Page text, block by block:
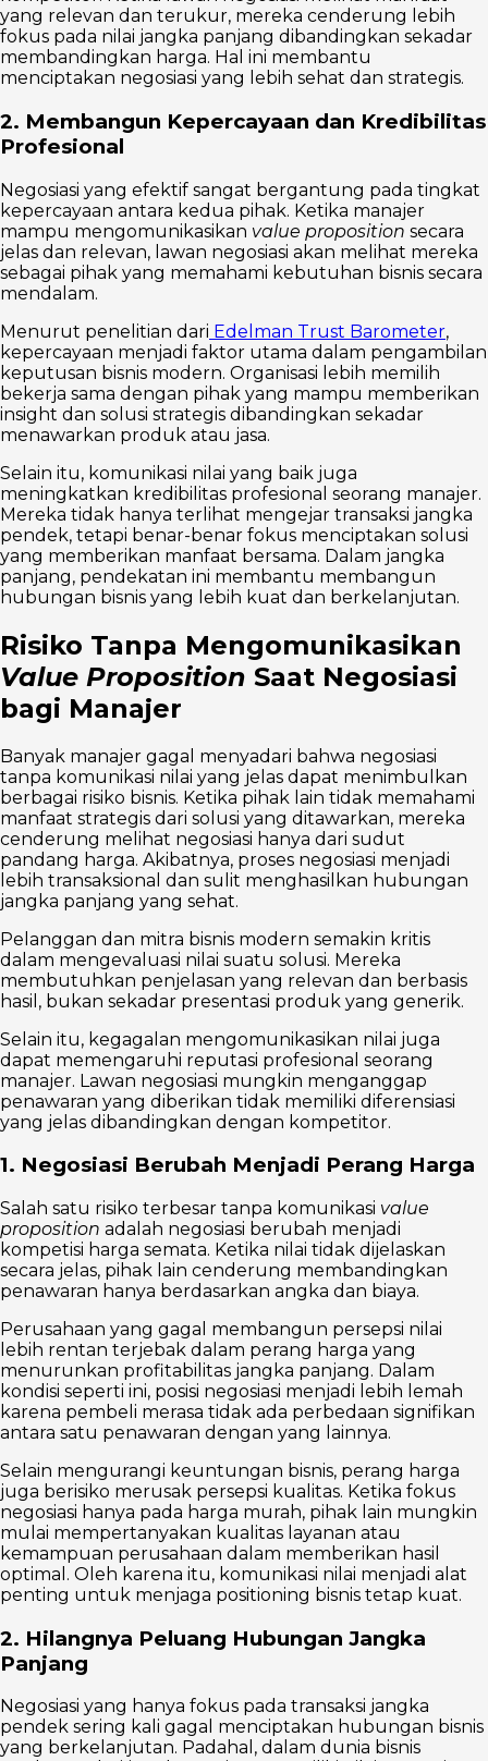
yang relevan dan terukur, mereka cenderung lebih
fokus pada nilai jangka panjang dibandingkan sekadar
membandingkan harga. Hal ini membantu
menciptakan negosiasi yang lebih sehat dan strategis.
2. Membangun Kepercayaan dan Kredibilitas
Profesional
Negosiasi yang efektif sangat bergantung pada tingkat
kepercayaan antara kedua pihak. Ketika manajer
mampu mengomunikasikan value proposition secara
jelas dan relevan, lawan negosiasi akan melihat mereka
sebagai pihak yang memahami kebutuhan bisnis secara
mendalam.
Menurut penelitian dari Edelman Trust Barometer,
kepercayaan menjadi faktor utama dalam pengambilan
keputusan bisnis modern. Organisasi lebih memilih
bekerja sama dengan pihak yang mampu memberikan
insight dan solusi strategis dibandingkan sekadar
menawarkan produk atau jasa.
Selain itu, komunikasi nilai yang baik juga
meningkatkan kredibilitas profesional seorang manajer.
Mereka tidak hanya terlihat mengejar transaksi jangka
pendek, tetapi benar-benar fokus menciptakan solusi
yang memberikan manfaat bersama. Dalam jangka
panjang, pendekatan ini membantu membangun
hubungan bisnis yang lebih kuat dan berkelanjutan.
Risiko Tanpa Mengomunikasikan
Value Proposition Saat Negosiasi
bagi Manajer
Banyak manajer gagal menyadari bahwa negosiasi
tanpa komunikasi nilai yang jelas dapat menimbulkan
berbagai risiko bisnis. Ketika pihak lain tidak memahami
manfaat strategis dari solusi yang ditawarkan, mereka
cenderung melihat negosiasi hanya dari sudut
pandang harga. Akibatnya, proses negosiasi menjadi
lebih transaksional dan sulit menghasilkan hubungan
jangka panjang yang sehat.
Pelanggan dan mitra bisnis modern semakin kritis
dalam mengevaluasi nilai suatu solusi. Mereka
membutuhkan penjelasan yang relevan dan berbasis
hasil, bukan sekadar presentasi produk yang generik.
Selain itu, kegagalan mengomunikasikan nilai juga
dapat memengaruhi reputasi profesional seorang
manajer. Lawan negosiasi mungkin menganggap
penawaran yang diberikan tidak memiliki diferensiasi
yang jelas dibandingkan dengan kompetitor.
1. Negosiasi Berubah Menjadi Perang Harga
Salah satu risiko terbesar tanpa komunikasi value
proposition adalah negosiasi berubah menjadi
kompetisi harga semata. Ketika nilai tidak dijelaskan
secara jelas, pihak lain cenderung membandingkan
penawaran hanya berdasarkan angka dan biaya.
Perusahaan yang gagal membangun persepsi nilai
lebih rentan terjebak dalam perang harga yang
menurunkan profitabilitas jangka panjang. Dalam
kondisi seperti ini, posisi negosiasi menjadi lebih lemah
karena pembeli merasa tidak ada perbedaan signifikan
antara satu penawaran dengan yang lainnya.
Selain mengurangi keuntungan bisnis, perang harga
juga berisiko merusak persepsi kualitas. Ketika fokus
negosiasi hanya pada harga murah, pihak lain mungkin
mulai mempertanyakan kualitas layanan atau
kemampuan perusahaan dalam memberikan hasil
optimal. Oleh karena itu, komunikasi nilai menjadi alat
penting untuk menjaga positioning bisnis tetap kuat.
2. Hilangnya Peluang Hubungan Jangka
Panjang
Negosiasi yang hanya fokus pada transaksi jangka
pendek sering kali gagal menciptakan hubungan bisnis
yang berkelanjutan. Padahal, dalam dunia bisnis